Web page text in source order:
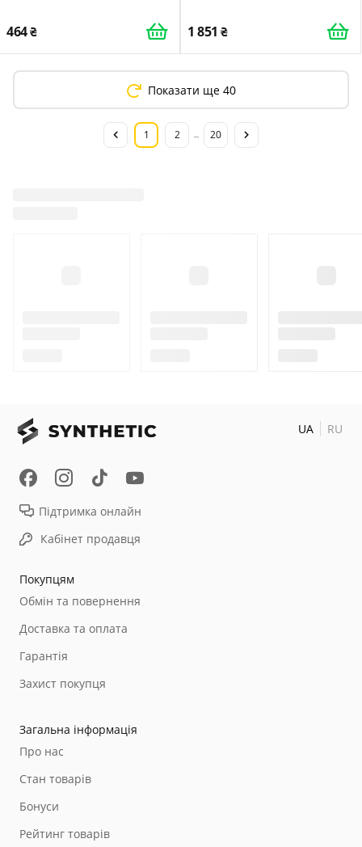
464 1 851
Показати ще 40
1 2 20
Покупцям
Обмін та повернення
Доставка та оплата
Гарантія
Захист покупця
Загальна інформація
Про нас
Стан товарів
Бонуси
Рейтинг товарів
Підтримка онлайн
Кабінет продавця
UA RU